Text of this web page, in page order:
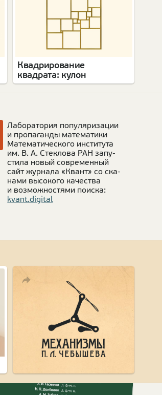
Квадрирование
квадрата: кулон
Лабо­ра­то­рия попу­ля­ри­за­ции
и про­паганды матема­тики
Матема­ти­че­ского инсти­тута
им. В. А. Стек­лова РАН запу­
стила новый современ­ный
сайт жур­нала «Квант» со ска­
нами высо­кого каче­ства
и возмож­но­стями поиска:
kvant.digital